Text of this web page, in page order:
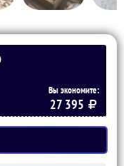
Вы экономите:
27 395